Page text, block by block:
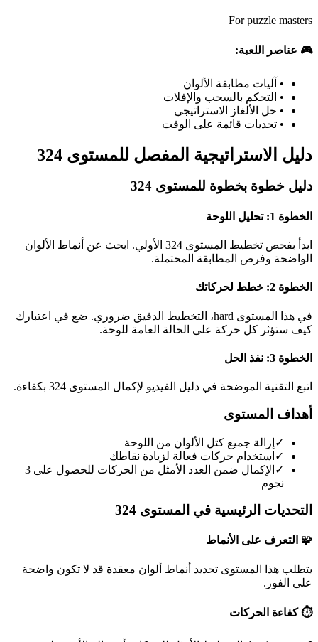
For puzzle masters
🎮 عناصر اللعبة:
• آليات مطابقة الألوان
• التحكم بالسحب والإفلات
• حل الألغاز الاستراتيجي
• تحديات قائمة على الوقت
دليل الاستراتيجية المفصل للمستوى 324
دليل خطوة بخطوة للمستوى 324
الخطوة 1: تحليل اللوحة
ابدأ بفحص تخطيط المستوى 324 الأولي. ابحث عن أنماط الألوان
الواضحة وفرص المطابقة المحتملة.
الخطوة 2: خطط لحركاتك
في هذا المستوى hard، التخطيط الدقيق ضروري. ضع في اعتبارك
كيف ستؤثر كل حركة على الحالة العامة للوحة.
الخطوة 3: نفذ الحل
اتبع التقنية الموضحة في دليل الفيديو لإكمال المستوى 324 بكفاءة.
أهداف المستوى
✓ إزالة جميع كتل الألوان من اللوحة
✓ استخدام حركات فعالة لزيادة نقاطك
✓
الإكمال ضمن العدد الأمثل من الحركات للحصول على 3
نجوم
التحديات الرئيسية في المستوى 324
🧩 التعرف على الأنماط
يتطلب هذا المستوى تحديد أنماط ألوان معقدة قد لا تكون واضحة
على الفور.
⏱️ كفاءة الحركات